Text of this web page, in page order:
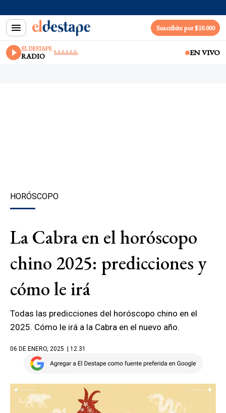
Suscribite por $10.000
EL DESTAPE
RADIO EN VIVO
HORÓSCOPO
La Cabra en el horóscopo
chino 2025: predicciones y
cómo le irá
Todas las predicciones del horóscopo chino en el
2025. Cómo le irá a la Cabra en el nuevo año.
06 DE ENERO, 2025 | 12.31